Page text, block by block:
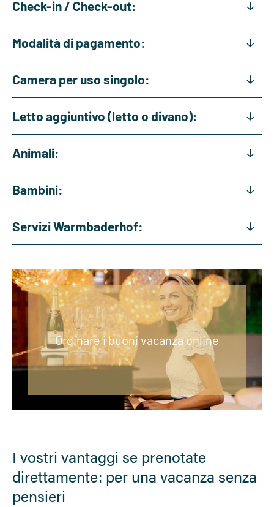
Check-in / Check-out:
Modalità di pagamento:
Camera per uso singolo:
Letto aggiuntivo (letto o divano):
Animali:
Bambini:
Servizi Warmbaderhof:
Ordinare i buoni vacanza online
I vostri vantaggi se prenotate
direttamente: per una vacanza senza
pensieri